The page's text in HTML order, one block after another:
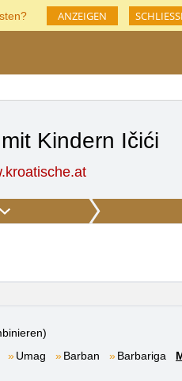
ANZEIGEN
Kindern Ičići
Umag Barban Barbariga